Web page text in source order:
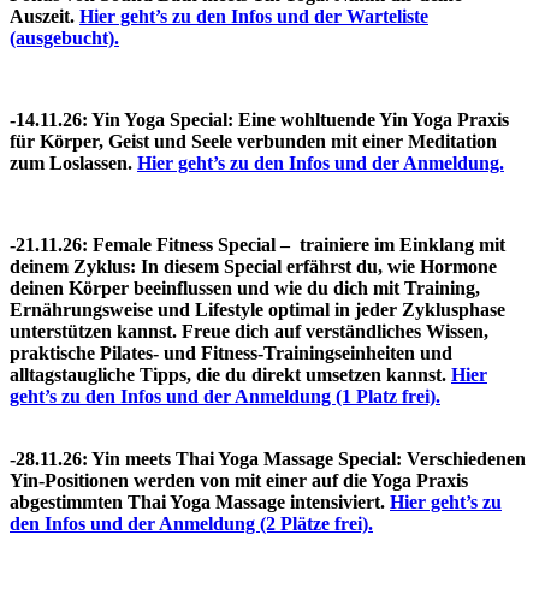
Auszeit. Hier geht’s zu den Infos und der Warteliste
(ausgebucht).
-14.11.26: Yin Yoga Special: Eine wohltuende Yin Yoga Praxis
für Körper, Geist und Seele verbunden mit einer Meditation
zum Loslassen. Hier geht’s zu den Infos und der Anmeldung.
-21.11.26: Female Fitness Special – trainiere im Einklang mit
deinem Zyklus: In diesem Special erfährst du, wie Hormone
deinen Körper beeinflussen und wie du dich mit Training,
Ernährungsweise und Lifestyle optimal in jeder Zyklusphase
unterstützen kannst. Freue dich auf verständliches Wissen,
praktische Pilates- und Fitness-Trainingseinheiten und
alltagstaugliche Tipps, die du direkt umsetzen kannst. Hier
geht’s zu den Infos und der Anmeldung (1 Platz frei).
-28.11.26: Yin meets Thai Yoga Massage Special: Verschiedenen
Yin-Positionen werden von mit einer auf die Yoga Praxis
abgestimmten Thai Yoga Massage intensiviert. Hier geht’s zu
den Infos und der Anmeldung (2 Plätze frei).